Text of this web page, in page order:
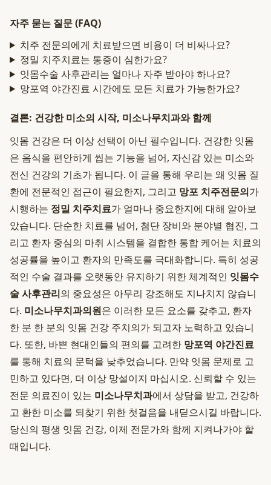
자주 묻는 질문 (FAQ)
치주 전문의에게 치료받으면 비용이 더 비싸나요?
정밀 치주치료는 통증이 심한가요?
잇몸수술 사후관리는 얼마나 자주 받아야 하나요?
망포역 야간진료 시간에도 모든 치료가 가능한가요?
결론: 건강한 미소의 시작, 미소나무치과와 함께
잇몸 건강은 더 이상 선택이 아닌 필수입니다. 건강한 잇몸
은 음식을 편안하게 씹는 기능을 넘어, 자신감 있는 미소와
전신 건강의 기초가 됩니다. 이 글을 통해 우리는 왜 잇몸 질
환에 전문적인 접근이 필요한지, 그리고 망포 치주전문의가
시행하는 정밀 치주치료가 얼마나 중요한지에 대해 알아보
았습니다. 단순한 치료를 넘어, 첨단 장비와 분야별 협진, 그
리고 환자 중심의 마취 시스템을 결합한 통합 케어는 치료의
성공률을 높이고 환자의 만족도를 극대화합니다. 특히 성공
적인 수술 결과를 오랫동안 유지하기 위한 체계적인 잇몸수
술 사후관리의 중요성은 아무리 강조해도 지나치지 않습니
다. 미소나무치과의원은 이러한 모든 요소를 갖추고, 환자
한 분 한 분의 잇몸 건강 주치의가 되고자 노력하고 있습니
다. 또한, 바쁜 현대인들의 편의를 고려한 망포역 야간진료
를 통해 치료의 문턱을 낮추었습니다. 만약 잇몸 문제로 고
민하고 있다면, 더 이상 망설이지 마십시오. 신뢰할 수 있는
전문 의료진이 있는 미소나무치과에서 상담을 받고, 건강하
고 환한 미소를 되찾기 위한 첫걸음을 내딛으시길 바랍니다.
당신의 평생 잇몸 건강, 이제 전문가와 함께 지켜나가야 할
때입니다.